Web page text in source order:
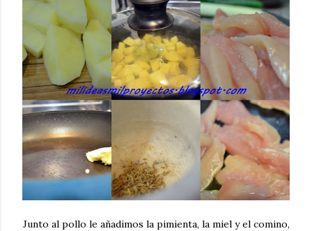
Junto al pollo le añadimos la pimienta, la miel y el comino,